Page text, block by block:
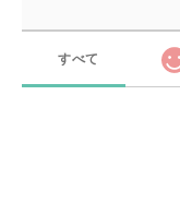
すべて